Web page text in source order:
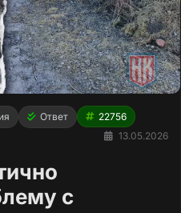
Ответ
22756
13.05.2026
с